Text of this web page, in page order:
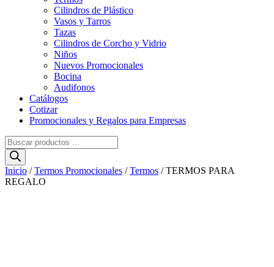
Cilindros de Plástico
Vasos y Tarros
Tazas
Cilindros de Corcho y Vidrio
Niños
Nuevos Promocionales
Bocina
Audifonos
Catálogos
Cotizar
Promocionales y Regalos para Empresas
Búsqueda
de
productos
Inicio /Termos Promocionales /Termos / TERMOS PARA
REGALO